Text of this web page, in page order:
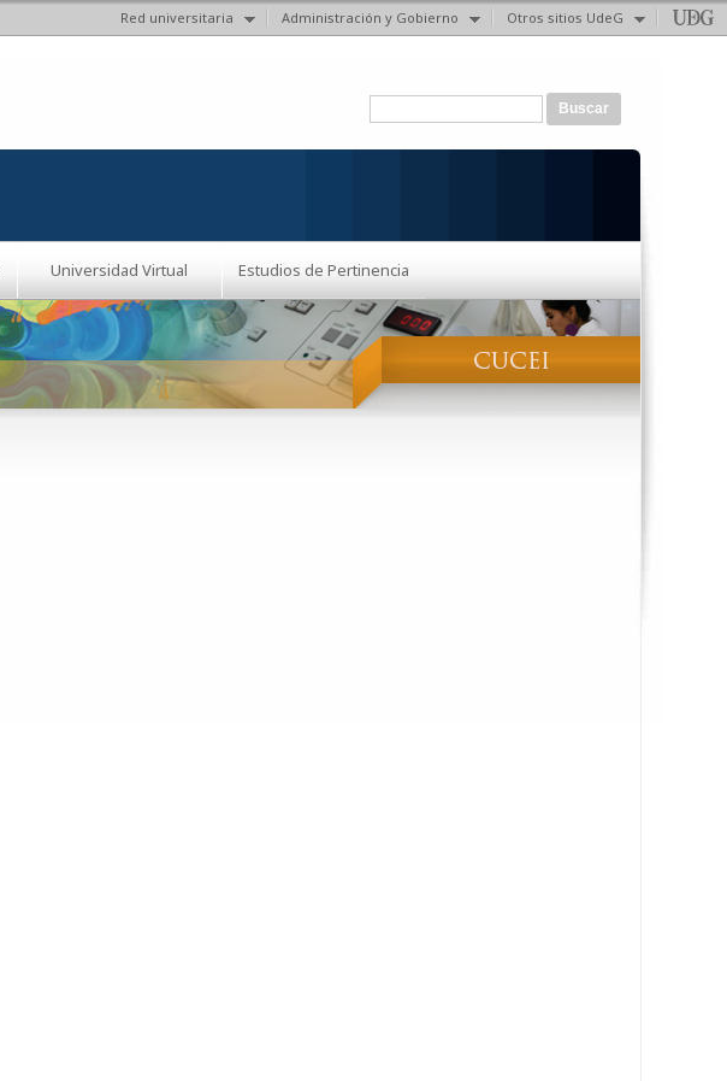
Red universitaria Administración y Gobierno Otros sitios UdeG
Formulario de búsqueda
Universidad Virtual Estudios de Pertinencia